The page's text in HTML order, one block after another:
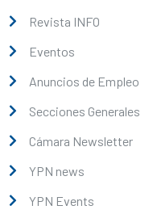
Revista INFO
Eventos
Anuncios de Empleo
Secciones Generales
Cámara Newsletter
YPN news
YPN Events